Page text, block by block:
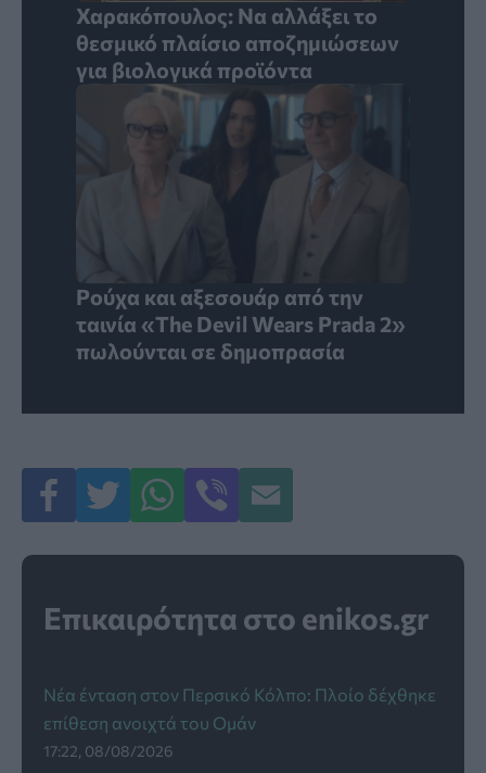
Χαρακόπουλος: Να αλλάξει το
θεσμικό πλαίσιο αποζημιώσεων
για βιολογικά προϊόντα
Ρούχα και αξεσουάρ από την
ταινία «The Devil Wears Prada 2»
πωλούνται σε δημοπρασία
Επικαιρότητα στο enikos.gr
Νέα ένταση στον Περσικό Κόλπο: Πλοίο δέχθηκε
επίθεση ανοιχτά του Ομάν
17:22, 08/08/2026